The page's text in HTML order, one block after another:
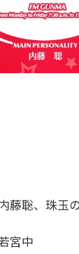
藤聡、珠玉
宮中